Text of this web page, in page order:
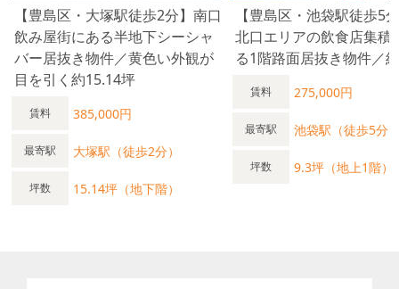
【豊島区・大塚駅徒歩2分】南口
飲み屋街にある半地下シーシャ
バー居抜き物件／黄色い外観が
目を引く約15.14坪
賃料 385,000円
最寄駅 大塚駅（徒歩2分）
坪数 15.14坪（地下階）
【豊島区・池袋駅徒歩5
北口エリアの飲食店集積
る1階路面居抜き物件／
賃料 275,000円
最寄駅 池袋駅（徒歩5分
坪数 9.3坪（地上1階）